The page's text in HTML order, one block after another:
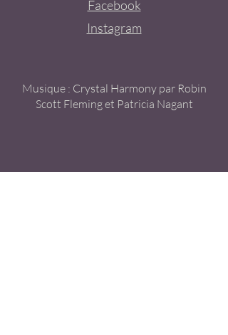
Facebook
Instagram
Musique : Crystal Harmony par Robin
Scott Fleming et Patricia Nagant